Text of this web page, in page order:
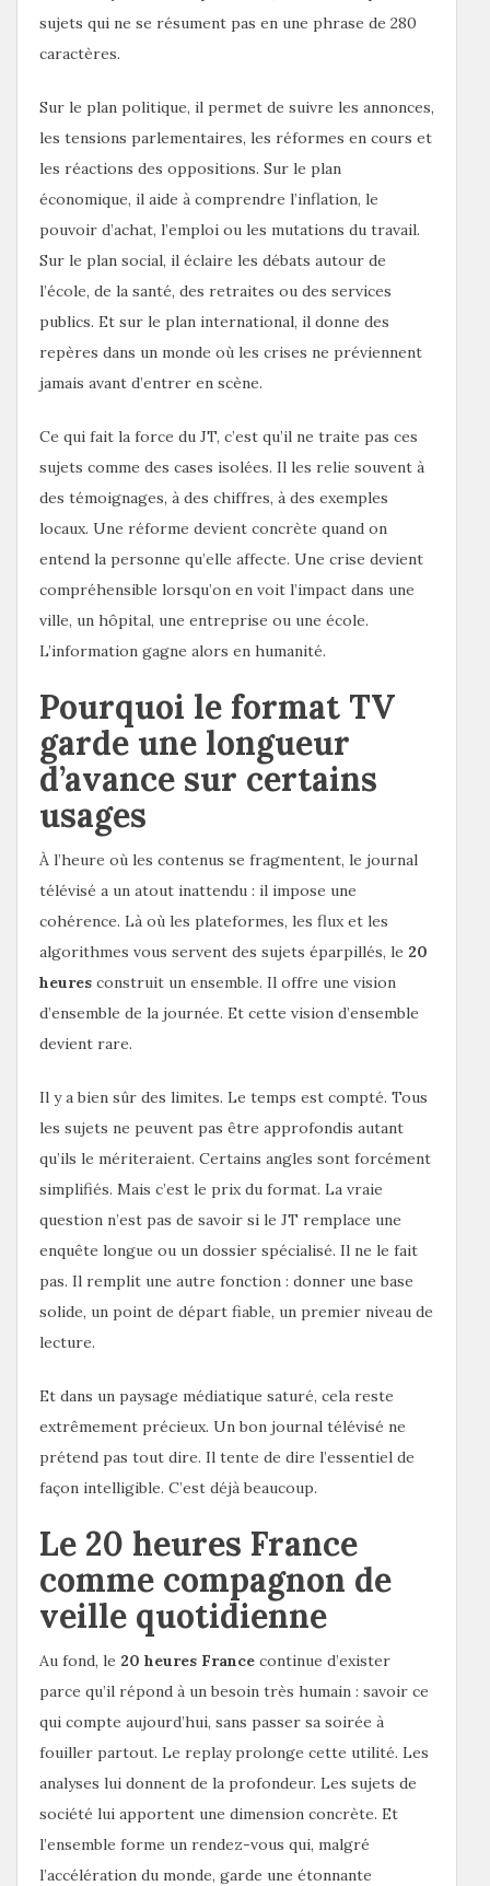
sujets qui ne se résument pas en une phrase de 280
caractères.
Sur le plan politique, il permet de suivre les annonces,
les tensions parlementaires, les réformes en cours et
les réactions des oppositions. Sur le plan
économique, il aide à comprendre l’inflation, le
pouvoir d’achat, l’emploi ou les mutations du travail.
Sur le plan social, il éclaire les débats autour de
l’école, de la santé, des retraites ou des services
publics. Et sur le plan international, il donne des
repères dans un monde où les crises ne préviennent
jamais avant d’entrer en scène.
Ce qui fait la force du JT, c’est qu’il ne traite pas ces
sujets comme des cases isolées. Il les relie souvent à
des témoignages, à des chiffres, à des exemples
locaux. Une réforme devient concrète quand on
entend la personne qu’elle affecte. Une crise devient
compréhensible lorsqu’on en voit l’impact dans une
ville, un hôpital, une entreprise ou une école.
L’information gagne alors en humanité.
Pourquoi le format TV
garde une longueur
d’avance sur certains
usages
À l’heure où les contenus se fragmentent, le journal
télévisé a un atout inattendu : il impose une
cohérence. Là où les plateformes, les flux et les
algorithmes vous servent des sujets éparpillés, le 20
heures construit un ensemble. Il offre une vision
d’ensemble de la journée. Et cette vision d’ensemble
devient rare.
Il y a bien sûr des limites. Le temps est compté. Tous
les sujets ne peuvent pas être approfondis autant
qu’ils le mériteraient. Certains angles sont forcément
simplifiés. Mais c’est le prix du format. La vraie
question n’est pas de savoir si le JT remplace une
enquête longue ou un dossier spécialisé. Il ne le fait
pas. Il remplit une autre fonction : donner une base
solide, un point de départ fiable, un premier niveau de
lecture.
Et dans un paysage médiatique saturé, cela reste
extrêmement précieux. Un bon journal télévisé ne
prétend pas tout dire. Il tente de dire l’essentiel de
façon intelligible. C’est déjà beaucoup.
Le 20 heures France
comme compagnon de
veille quotidienne
Au fond, le 20 heures France continue d’exister
parce qu’il répond à un besoin très humain : savoir ce
qui compte aujourd’hui, sans passer sa soirée à
fouiller partout. Le replay prolonge cette utilité. Les
analyses lui donnent de la profondeur. Les sujets de
société lui apportent une dimension concrète. Et
l’ensemble forme un rendez-vous qui, malgré
l’accélération du monde, garde une étonnante